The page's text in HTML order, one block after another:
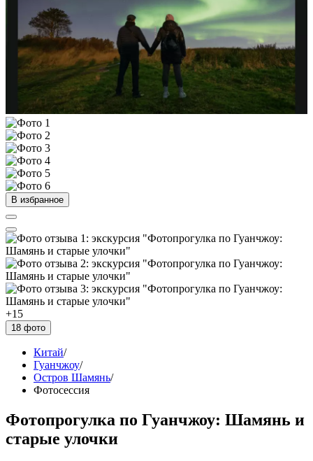
В избранное
+15
18 фото
Китай/
Гуанчжоу/
Остров Шамянь/
Фотосессия
Фотопрогулка по Гуанчжоу: Шамянь и
старые улочки